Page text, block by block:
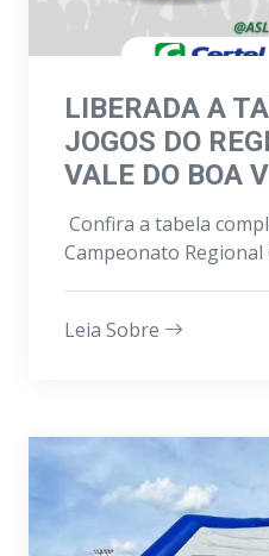
LIBERADA A
JOGOS DO
VALE DO BOA
Confira a tabela
Campeonato Regional
Leia Sobre